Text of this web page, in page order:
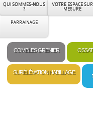
QUI SOMMES-NOUS
?
VOTRE ESPACE SUR
MESURE
PARRAINAGE
COMBLES GRENIER
SURÉLÉVATION HABILLAGE